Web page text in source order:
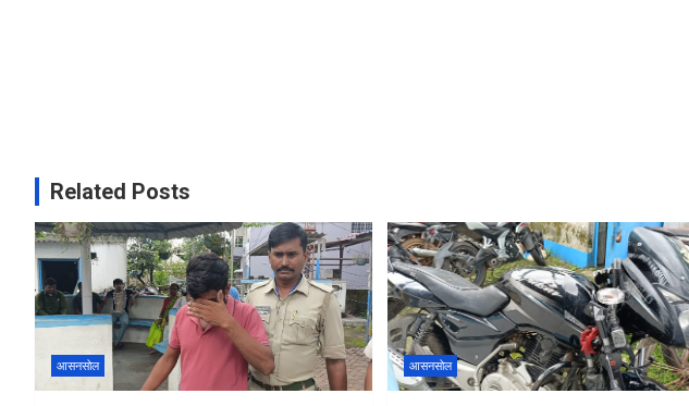
Related Posts
आसनसोल आसनसोल